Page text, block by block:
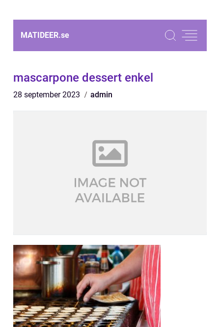
MATIDEER.se
mascarpone dessert enkel
28 september 2023 admin